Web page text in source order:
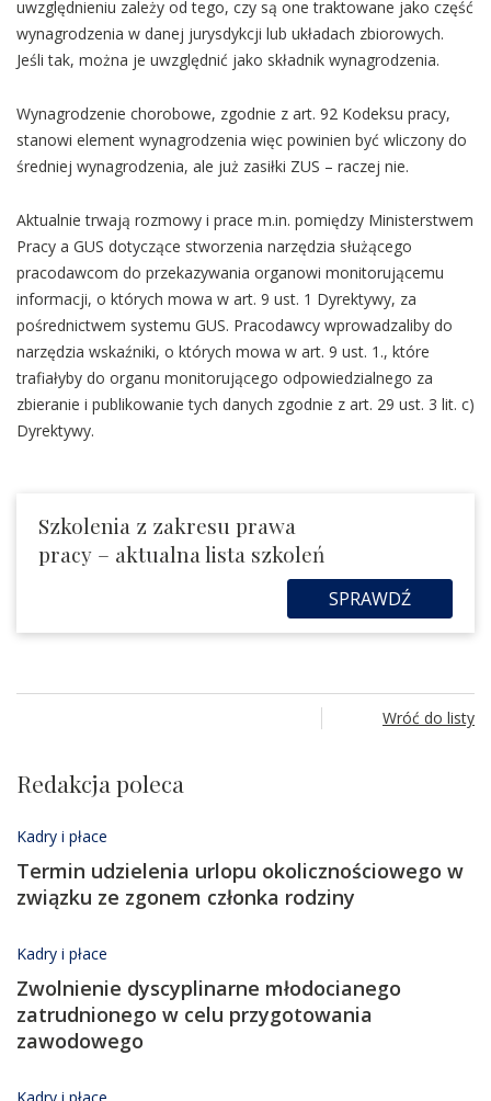
uwzględnieniu zależy od tego, czy są one traktowane jako część
wynagrodzenia w danej jurysdykcji lub układach zbiorowych.
Jeśli tak, można je uwzględnić jako składnik wynagrodzenia.
Wynagrodzenie chorobowe, zgodnie z art. 92 Kodeksu pracy,
stanowi element wynagrodzenia więc powinien być wliczony do
średniej wynagrodzenia, ale już zasiłki ZUS – raczej nie.
Aktualnie trwają rozmowy i prace m.in. pomiędzy Ministerstwem
Pracy a GUS dotyczące stworzenia narzędzia służącego
pracodawcom do przekazywania organowi monitorującemu
informacji, o których mowa w art. 9 ust. 1 Dyrektywy, za
pośrednictwem systemu GUS. Pracodawcy wprowadzaliby do
narzędzia wskaźniki, o których mowa w art. 9 ust. 1., które
trafiałyby do organu monitorującego odpowiedzialnego za
zbieranie i publikowanie tych danych zgodnie z art. 29 ust. 3 lit. c)
Dyrektywy.
Szkolenia z zakresu prawa
pracy – aktualna lista szkoleń
SPRAWDŹ
Wróć do listy
Redakcja poleca
Kadry i płace
Termin udzielenia urlopu okolicznościowego w
związku ze zgonem członka rodziny
Kadry i płace
Zwolnienie dyscyplinarne młodocianego
zatrudnionego w celu przygotowania
zawodowego
Kadry i płace